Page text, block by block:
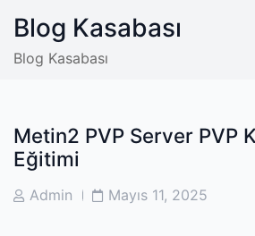
content
Blog Kasabası
Blog Kasabası
Metin2 PVP Server PVP
Eğitimi
PostAdmin
PostMayıs 11, 2025